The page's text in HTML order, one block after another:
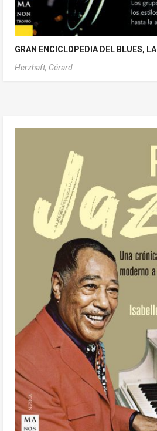
GRAN ENCICLOPEDIA DEL BLUES, LA
Herzhaft, Gérard